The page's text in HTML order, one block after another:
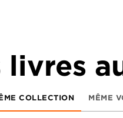
livres
COLLECTION MÊME